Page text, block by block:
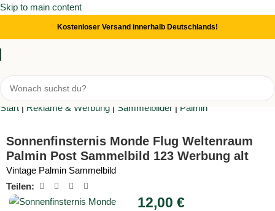
Skip to main content
Kostenloser Versand innerhalb Deutschlands!
Start | Reklame & Werbung | Sammelbilder | Palmin
Sonnenfinsternis Monde Flug Weltenraum
Palmin Post Sammelbild 123 Werbung alt
Vintage Palmin Sammelbild
Teilen:
12,00 €